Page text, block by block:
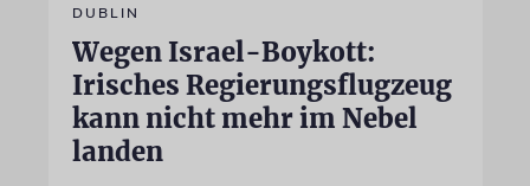
DUBLIN
Wegen Israel-Boykott:
Irisches Regierungsflugzeug
kann nicht mehr im Nebel
landen